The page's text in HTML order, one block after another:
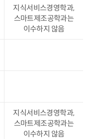
지식서비스경영학과,
스마트제조공학과는
이수하지 않음
지식서비스경영학과,
스마트제조공학과는
이수하지 않음